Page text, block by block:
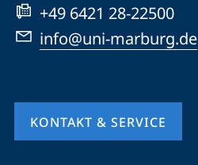
+49 6421 28-22500
info@uni-marburg.de
KONTAKT & SERVICE